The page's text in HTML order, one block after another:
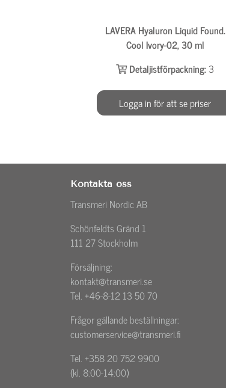
LAVERA Hyaluron Liquid Found.
Cool Ivory-02, 30 ml
Detaljistförpackning:3
Logga in för att se priser
Kontakta oss
Transmeri Nordic AB
Schönfeldts Gränd 1
111 27 Stockholm
Försäljning:
kontakt@transmeri.se
Tel. +46-8-12 13 50 70
Frågor gällande beställningar:
customerservice@transmeri.fi
Tel. +358 20 752 9900
(kl. 8:00-14:00)